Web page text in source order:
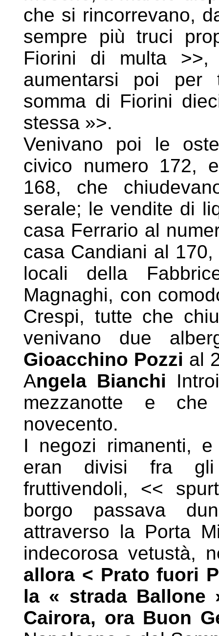
che si rincorrevano,
sempre più truci
Fiorini di multa
aumentarsi poi
somma di Fiorini
stessa »>.
Venivano poi le
civico numero 172,
168, che
serale; le vendite di
casa Ferrario al
casa Candiani al
locali della
Magnaghi, con
Crespi, tutte che
venivano due
Gioacchino Pozzi al
Angela Bianchi
mezzanotte e
novecento.
I negozi rimanenti,
eran divisi fra gli
fruttivendoli, <<
borgo passava
attraverso la Porta
indecorosa vetustà,
allora < Prato fuori
la « strada Ballone
Cairora, ora Buon